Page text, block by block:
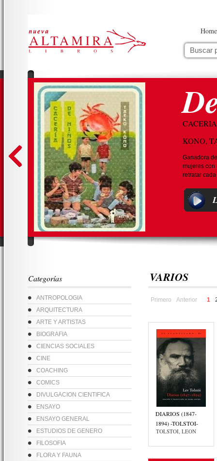
Home
KONO,
Ganadora
mujeres con
retratar
Categorías
ANTROPOLOGIA
ARQUITECTURA
ARTE Y ARTISTAS
BIOGRAFIA
CIENCIAS SOCIALES
CINE
COACHING
COMICS
DIVULGACION CIENTIFICA
ENSAYO
ENSAYO GENERAL
ESTUDIOS DE GENERO
FILOSOFIA
FLORA Y FAUNA
VARIOS
Primero Anterior 1
DIARIOS (1847-
1894) -TOLSTOI-
TOLSTOI, LEON